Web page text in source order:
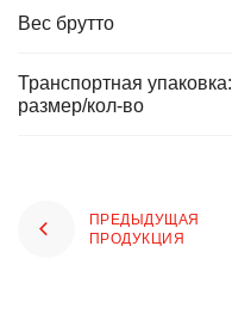
Вес брутто
Транспортная упаковка:
размер/кол-во
ПРЕДЫДУЩАЯ
ПРОДУКЦИЯ